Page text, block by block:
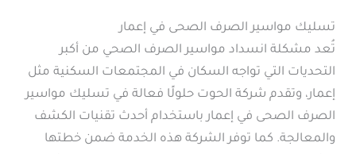
تسليك مواسير الصرف الصحى في إعمار
تُعد مشكلة انسداد مواسير الصرف الصحي من أكبر
التحديات التي تواجه السكان في المجتمعات السكنية مثل
إعمار، وتقدم شركة الحوت حلولًا فعالة في تسليك مواسير
الصرف الصحى في إعمار باستخدام أحدث تقنيات الكشف
والمعالجة. كما توفر الشركة هذه الخدمة ضمن خطتها